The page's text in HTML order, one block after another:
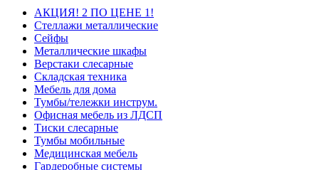
АКЦИЯ! 2 ПО ЦЕНЕ 1!
Стеллажи металлические
Сейфы
Металлические шкафы
Верстаки слесарные
Складская техника
Мебель для дома
Тумбы/тележки инструм.
Офисная мебель из ЛДСП
Тиски слесарные
Тумбы мобильные
Медицинская мебель
Гардеробные системы